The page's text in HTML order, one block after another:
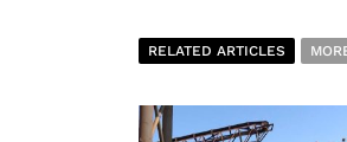
RELATED ARTICLES